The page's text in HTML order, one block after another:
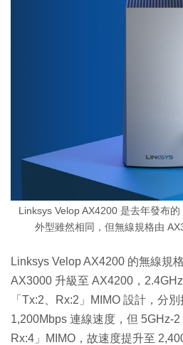
Linksys Velop AX4200 是去年發布
外型雖然相同，但無線規格由
Linksys Velop AX4200 的無線規
AX3000 升級至 AX4200，
「Tx:2、Rx:2」MIMO 設計，分
1,200Mbps 連線速度，但 5GHz-2
Rx:4」MIMO，故速度提升至